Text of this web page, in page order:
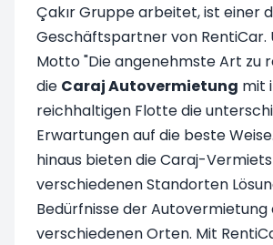
Çakır Gruppe arbeitet, ist einer
Geschäftspartner von RentiCar.
Motto "Die angenehmste Art zu
die Caraj Autovermietung mit
reichhaltigen Flotte die
Erwartungen auf die beste
hinaus bieten die Caraj-
verschiedenen Standorten
Bedürfnisse der Autovermietung
verschiedenen Orten. Mit